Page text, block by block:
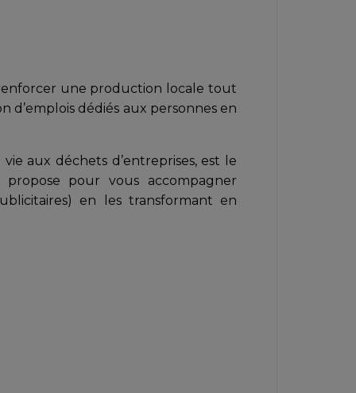
une production locale tout
d’emplois dédiés aux personnes en
aux déchets d’entreprises, est le
pour vous accompagner
en les transformant en